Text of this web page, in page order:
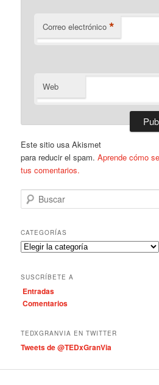
Correo electrónico *
Web
Este sitio usa Akismet
para reducir el spam.Aprende cómo
tus comentarios.
u
c
a
r
CATEGORÍAS
C
e
g
o
a
s
SUSCRÍBETE A
Entradas
Comentarios
TEDXGRANVIA EN TWITTER
Tweets de @TEDxGranVia